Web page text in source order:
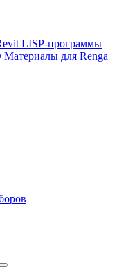
LISP-программы
Материалы для Renga